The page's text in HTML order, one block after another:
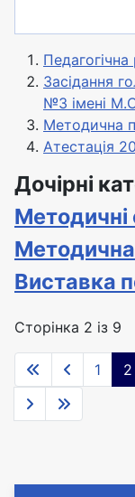
Засідання
№3 імені
Методична
Атестація
Дочірні
Методичні
Виставка
Сторінка 2 із 9
1 2